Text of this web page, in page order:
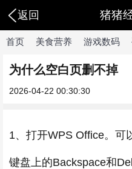
返回 猪猪
首页 美食营养 游戏数码
为什么空白页删不掉
2026-04-22 00:30:30
1、打开WPS Office。可
键盘上的Backspace和